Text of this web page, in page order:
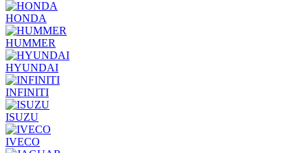
HONDA
HUMMER
HYUNDAI
INFINITI
ISUZU
IVECO